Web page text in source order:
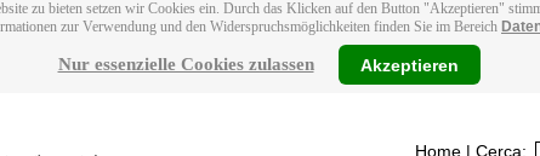
zu bieten setzen wir Cookies ein. Durch das Klicken auf den Button "Akzeptieren"
zur Verwendung und den Widerspruchsmöglichkeiten finden Sie im Bereich
Nur essenzielle Cookies zulassen Akzeptieren
Home | Cerca: